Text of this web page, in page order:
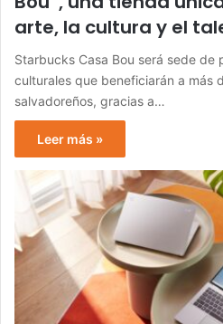
arte, la cultura y el
Starbucks Casa Bou será sede de
culturales que beneficiarán a más
salvadoreños, gracias a…
Leer más »